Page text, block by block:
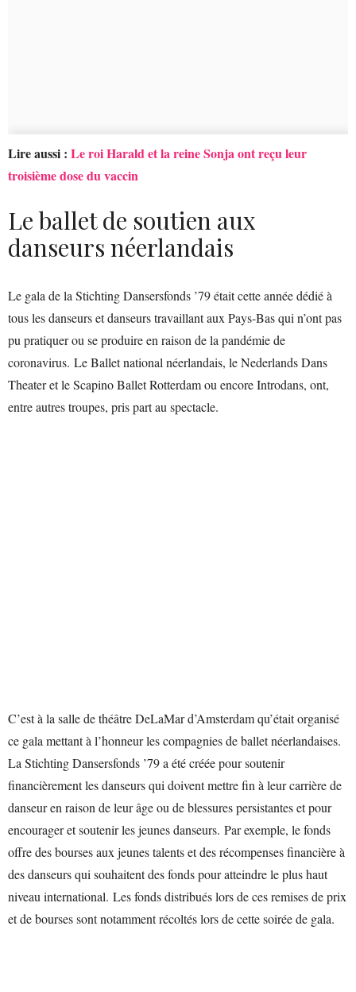
Lire aussi : Le roi Harald et la reine Sonja ont reçu leur
troisième dose du vaccin
Le ballet de soutien aux
danseurs néerlandais
Le gala de la Stichting Dansersfonds ’79 était cette année dédié à
tous les danseurs et danseurs travaillant aux Pays-Bas qui n’ont pas
pu pratiquer ou se produire en raison de la pandémie de
coronavirus. Le Ballet national néerlandais, le Nederlands Dans
Theater et le Scapino Ballet Rotterdam ou encore Introdans, ont,
entre autres troupes, pris part au spectacle.
C’est à la salle de théâtre DeLaMar d’Amsterdam qu’était organisé
ce gala mettant à l’honneur les compagnies de ballet néerlandaises.
La Stichting Dansersfonds ’79 a été créée pour soutenir
financièrement les danseurs qui doivent mettre fin à leur carrière de
danseur en raison de leur âge ou de blessures persistantes et pour
encourager et soutenir les jeunes danseurs. Par exemple, le fonds
offre des bourses aux jeunes talents et des récompenses financière à
des danseurs qui souhaitent des fonds pour atteindre le plus haut
niveau international. Les fonds distribués lors de ces remises de prix
et de bourses sont notamment récoltés lors de cette soirée de gala.